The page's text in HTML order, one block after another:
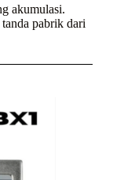
akumulasi.
pabrik dari